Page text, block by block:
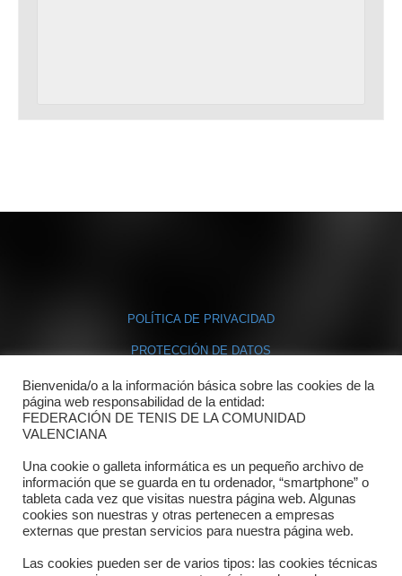
POLÍTICA DE PRIVACIDAD
PROTECCIÓN DE DATOS
POLÍTICA DE COOKIES
Dónde estamos
Directorio departamentos
Horario
Bienvenida/o a la información básica sobre las cookies de la
página web responsabilidad de la entidad:
FEDERACIÓN DE TENIS DE LA COMUNIDAD
VALENCIANA
Una cookie o galleta informática es un pequeño archivo de
información que se guarda en tu ordenador, “smartphone” o
tableta cada vez que visitas nuestra página web. Algunas
cookies son nuestras y otras pertenecen a empresas
externas que prestan servicios para nuestra página web.
Las cookies pueden ser de varios tipos: las cookies técnicas